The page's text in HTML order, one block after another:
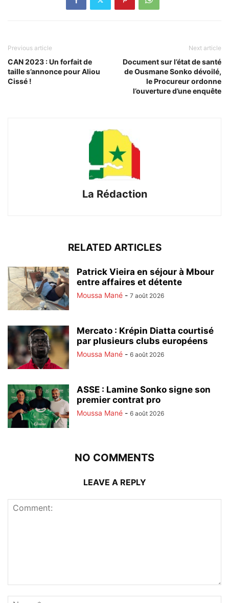
Previous article
CAN 2023 : Un forfait de
taille s’annonce pour Aliou
Cissé !
Next article
Document sur l’état de santé
de Ousmane Sonko dévoilé,
le Procureur ordonne
l’ouverture d’une enquête
La Rédaction
RELATED ARTICLES
Patrick Vieira en séjour à Mbour
entre affaires et détente
Moussa Mané - 7 août 2026
Mercato : Krépin Diatta courtisé
par plusieurs clubs européens
Moussa Mané - 6 août 2026
ASSE : Lamine Sonko signe son
premier contrat pro
Moussa Mané - 6 août 2026
NO COMMENTS
LEAVE A REPLY